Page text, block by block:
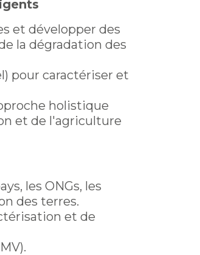
et développer des
la dégradation des
pour caractériser et
holistique
et de l'agriculture
les ONGs, les
des terres.
et de